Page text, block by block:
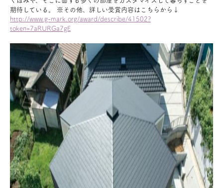
期待している。 ※その他、詳しい受賞内容はこちらから↓
http://www.g-mark.org/award/describe/41502?
token=7aRURGa7gE